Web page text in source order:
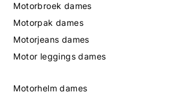
Motorbroek dames
Motorpak dames
Motorjeans dames
Motor leggings dames
Motorhelm dames